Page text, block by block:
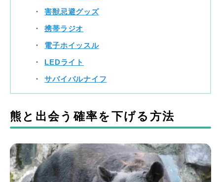
害獣忌避グッズ
携帯ラジオ
電子ホイッスル
LEDライト
サバイバルナイフ
熊と出会う確率を下げる方法